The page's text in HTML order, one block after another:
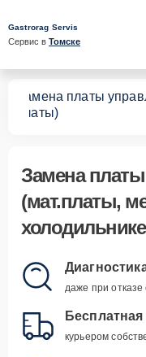
Gastrorag Servis
Сервис в Томске
Замена платы
платы)
Замена
(мат.платы,
даже при
курьером